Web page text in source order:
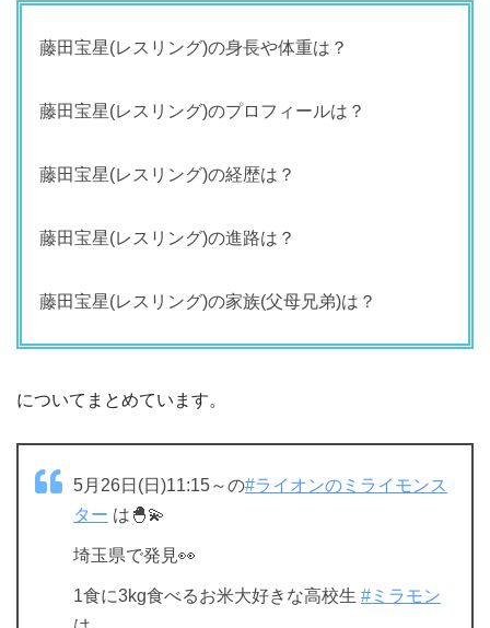
藤田宝星(レスリング)の身長や体重は？
藤田宝星(レスリング)のプロフィールは？
藤田宝星(レスリング)の経歴は？
藤田宝星(レスリング)の進路は？
藤田宝星(レスリング)の家族(父母兄弟)は？
についてまとめています。
5月26日(日)11:15～の#ライオンのミライモンス
ター は🐣💫
埼玉県で発見👀
1食に3kg食べるお米大好きな高校生 #ミラモン